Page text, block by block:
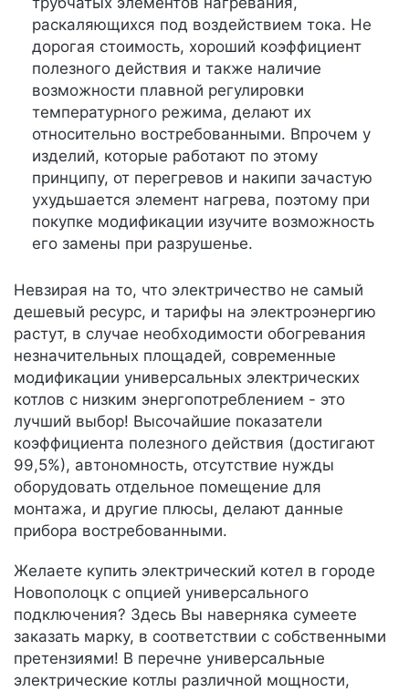
раскаляющихся под воздействием тока. Не
дорогая стоимость, хороший коэффициент
полезного действия и также наличие
возможности плавной регулировки
температурного режима, делают их
относительно востребованными. Впрочем у
изделий, которые работают по этому
принципу, от перегревов и накипи зачастую
ухудьшается элемент нагрева, поэтому при
покупке модификации изучите возможность
его замены при разрушенье.
Невзирая на то, что электричество не самый
дешевый ресурс, и тарифы на электроэнергию
растут, в случае необходимости обогревания
незначительных площадей, современные
модификации универсальных электрических
котлов с низким энергопотреблением - это
лучший выбор! Высочайшие показатели
коэффициента полезного действия (достигают
99,5%), автономность, отсутствие нужды
оборудовать отдельное помещение для
монтажа, и другие плюсы, делают данные
прибора востребованными.
Желаете купить электрический котел в городе
Новополоцк с опцией универсального
подключения? Здесь Вы наверняка сумеете
заказать марку, в соответствии с собственными
претензиями! В перечне универсальные
электрические котлы различной мощности,